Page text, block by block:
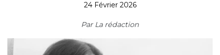
24 Février 2026
Par La rédaction